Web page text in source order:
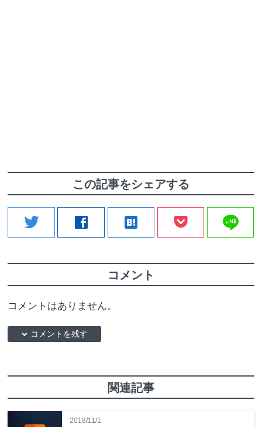
この記事をシェアする
twitter facebook hatenabookmark line
コメント
コメントはありません。
down コメントを残す
関連記事
2018/11/1